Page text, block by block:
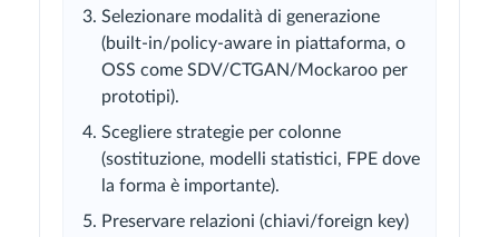
Selezionare modalità di generazione
(built-in/policy-aware in piattaforma, o
OSS come SDV/CTGAN/Mockaroo per
prototipi).
Scegliere strategie per colonne
(sostituzione, modelli statistici, FPE dove
la forma è importante).
Preservare relazioni (chiavi/foreign key)